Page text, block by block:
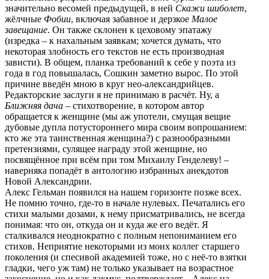
значительно весомей предыдущей, в ней Скажи шиболет,
жёлчные Фобии, включая забавное и дерзкое Малое
завещание. Он также склонен к цеховому эпатажу
(изредка – к нахальным заявкам; хочется думать, что
некоторая злобность его текстов не есть производная
зависти). В общем, планка требований к себе у поэта из
года в год повышалась, Сошкин заметно вырос. По этой
причине введён мною в круг нео-александрийцев.
Редакторские заслуги я не принимаю в расчёт. Ну, а
Ближняя дача – стихотворение, в котором автор
обращается к женщине (мы аж употели, смущая вещие
дубовые дупла потустороннего мира своим вопрошанием:
кто же эта таинственная женщина?) с разнообразными
претензиями, сулящее награду этой женщине, но
посвящённое при всём при том Михаилу Генделеву! –
наверняка попадёт в антологию избранных анекдотов
Новой Александрии.
Алекс Гельман появился на нашем горизонте позже всех.
Не помню точно, где-то в начале нулевых. Печатались его
стихи малыми дозами, к нему присматривались, не всегда
понимая: что он, откуда он и куда же его ведёт. Я
сталкивался неоднократно с полным непониманием его
стихов. Неприятие некоторыми из моих коллег старшего
поколения (и спесивой академией тоже, но с неё-то взятки
гладки, чего уж там) не только указывает на возрастное